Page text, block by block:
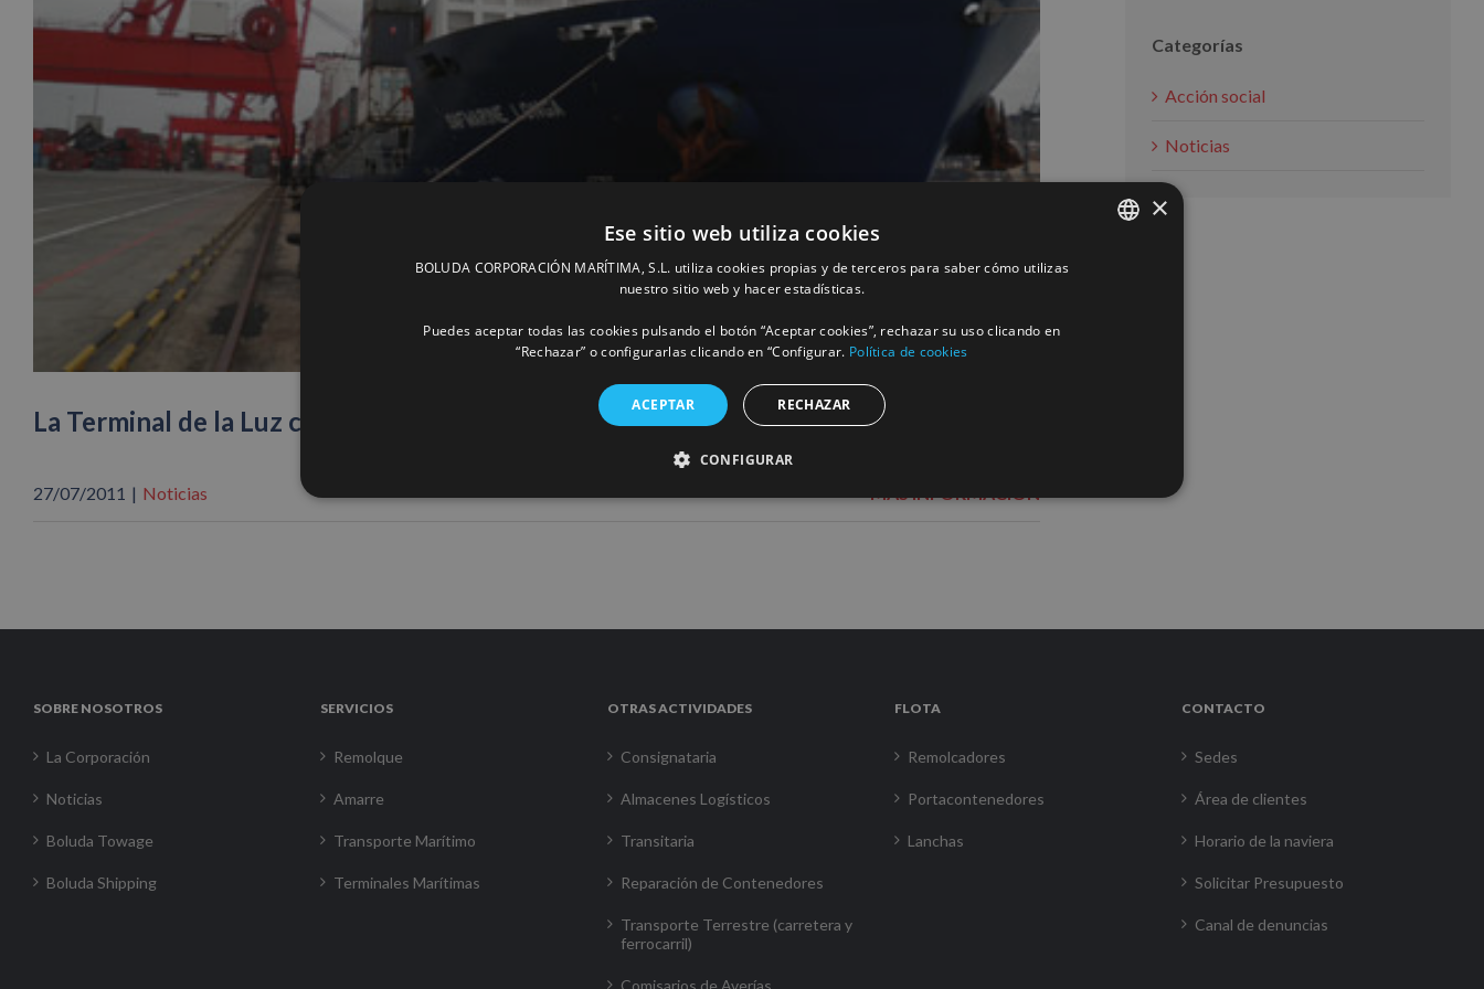
La Terminal de la Luz consigue el tráfico de contenedores de la compañía Safmarine
27/07/2011 | Noticias MÁS INFORMACIÓN
Categorías
Acción social
Noticias
SOBRE NOSOTROS
La Corporación
Noticias
Boluda Towage
Boluda Shipping
SERVICIOS
Remolque
Amarre
Transporte Marítimo
Terminales Marítimas
OTRAS ACTIVIDADES
Consignataria
Almacenes Logísticos
Transitaria
Reparación de Contenedores
Transporte Terrestre (carretera y
ferrocarril)
Comisarios de Averías
FLOTA
Remolcadores
Portacontenedores
Lanchas
CONTACTO
Sedes
Área de clientes
Horario de la naviera
Solicitar Presupuesto
Canal de denuncias
×
Ese sitio web utiliza cookies
BOLUDA CORPORACIÓN MARÍTIMA, S.L. utiliza cookies propias y de terceros para saber cómo utilizas
nuestro sitio web y hacer estadísticas.
Puedes aceptar todas las cookies pulsando el botón “Aceptar cookies”, rechazar su uso clicando en
“Rechazar” o configurarlas clicando en “Configurar. Política de cookies
ACEPTAR RECHAZAR
CONFIGURAR